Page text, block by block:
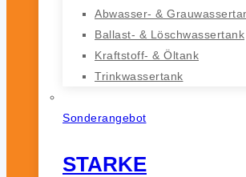
Abwasser- &
Ballast- & Löschwassertank
Kraftstoff- & Öltank
Trinkwassertank
Sonderangebot
STARKE